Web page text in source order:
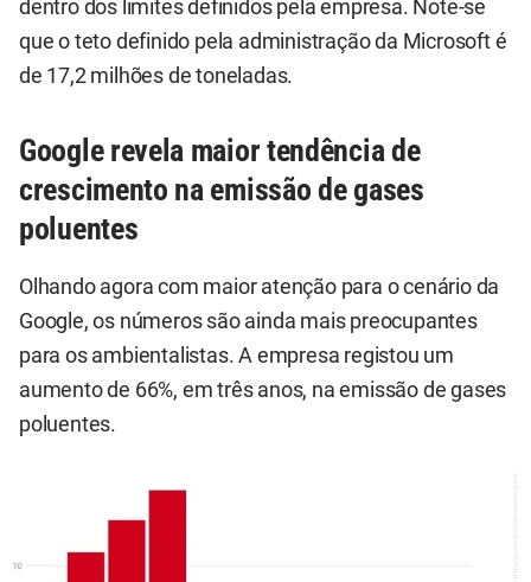
dentro dos limites definidos pela empresa. Note-se
que o teto definido pela administração da Microsoft é
de 17,2 milhões de toneladas.
Google revela maior tendência de
crescimento na emissão de gases
poluentes
Olhando agora com maior atenção para o cenário da
Google, os números são ainda mais preocupantes
para os ambientalistas. A empresa registou um
aumento de 66%, em três anos, na emissão de gases
poluentes.